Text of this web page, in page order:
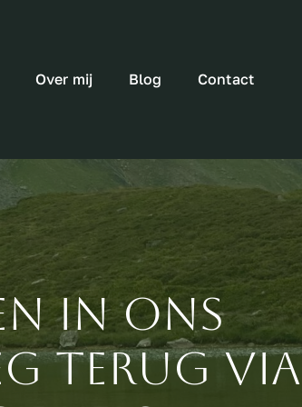
Over mij Blog Contact
in ons
terug via